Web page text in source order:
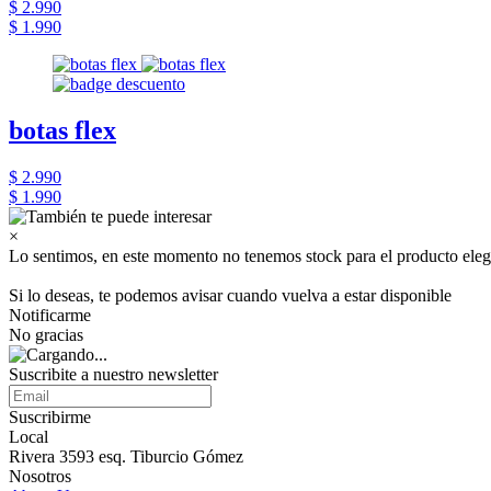
$ 2.990
$ 1.990
botas flex
$ 2.990
$ 1.990
×
Lo sentimos, en este momento no tenemos stock para el producto
Si lo deseas, te podemos avisar cuando vuelva a estar disponible
Notificarme
No gracias
Suscribite a nuestro newsletter
Suscribirme
Local
Rivera 3593 esq. Tiburcio Gómez
Nosotros